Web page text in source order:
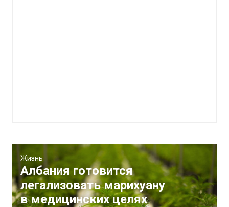
Жизнь
Албания готовится
легализовать марихуану
в медицинских целях